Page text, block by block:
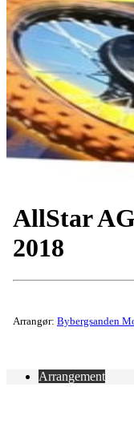
AllStar
2018
Arrangør: Bybergsanden
Arrangement